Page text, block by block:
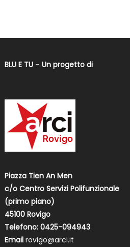
BLU E TU– Un progetto di
Piazza Tien An Men
c/o Centro Servizi Polifunzionale
(primo piano)
45100 Rovigo
Telefono: 0425-094943
Email rovigo@arci.it